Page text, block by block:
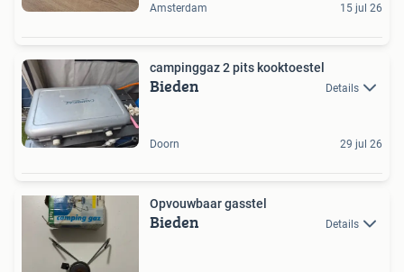
Amsterdam 15 jul 26
campinggaz 2 pits kooktoestel
Bieden Details
Doorn 29 jul 26
Opvouwbaar gasstel
Bieden Details